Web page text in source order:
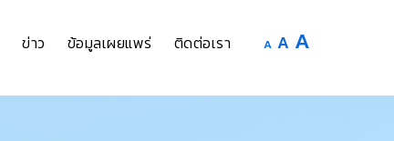
ข่าว ข้อมูลเผยแพร่ ติดต่อเรา A Decrease
A Reset
size.
A
size.